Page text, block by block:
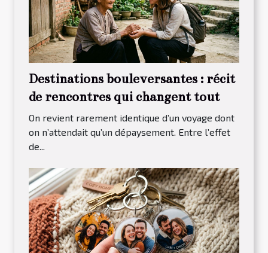
Destinations bouleversantes : récit
de rencontres qui changent tout
On revient rarement identique d’un voyage dont
on n’attendait qu’un dépaysement. Entre l’effet
de...